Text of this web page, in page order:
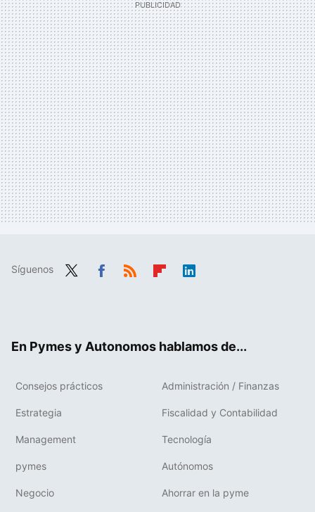
Síguenos
En Pymes y Autonomos hablamos de...
Consejos prácticos Administración / Finanzas
Estrategia Fiscalidad y Contabilidad
Management Tecnología
pymes Autónomos
Negocio Ahorrar en la pyme